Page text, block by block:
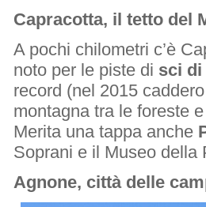
Capracotta, il tetto del
A pochi chilometri c’è
noto per le piste di sci di
record (nel 2015
montagna tra le foreste
Merita una tappa anche
Soprani e il Museo della
Agnone, città delle